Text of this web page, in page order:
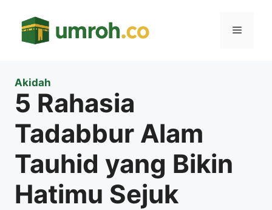
Menu
Akidah
5 Rahasia
Tadabbur Alam
Tauhid yang Bikin
Hatimu Sejuk